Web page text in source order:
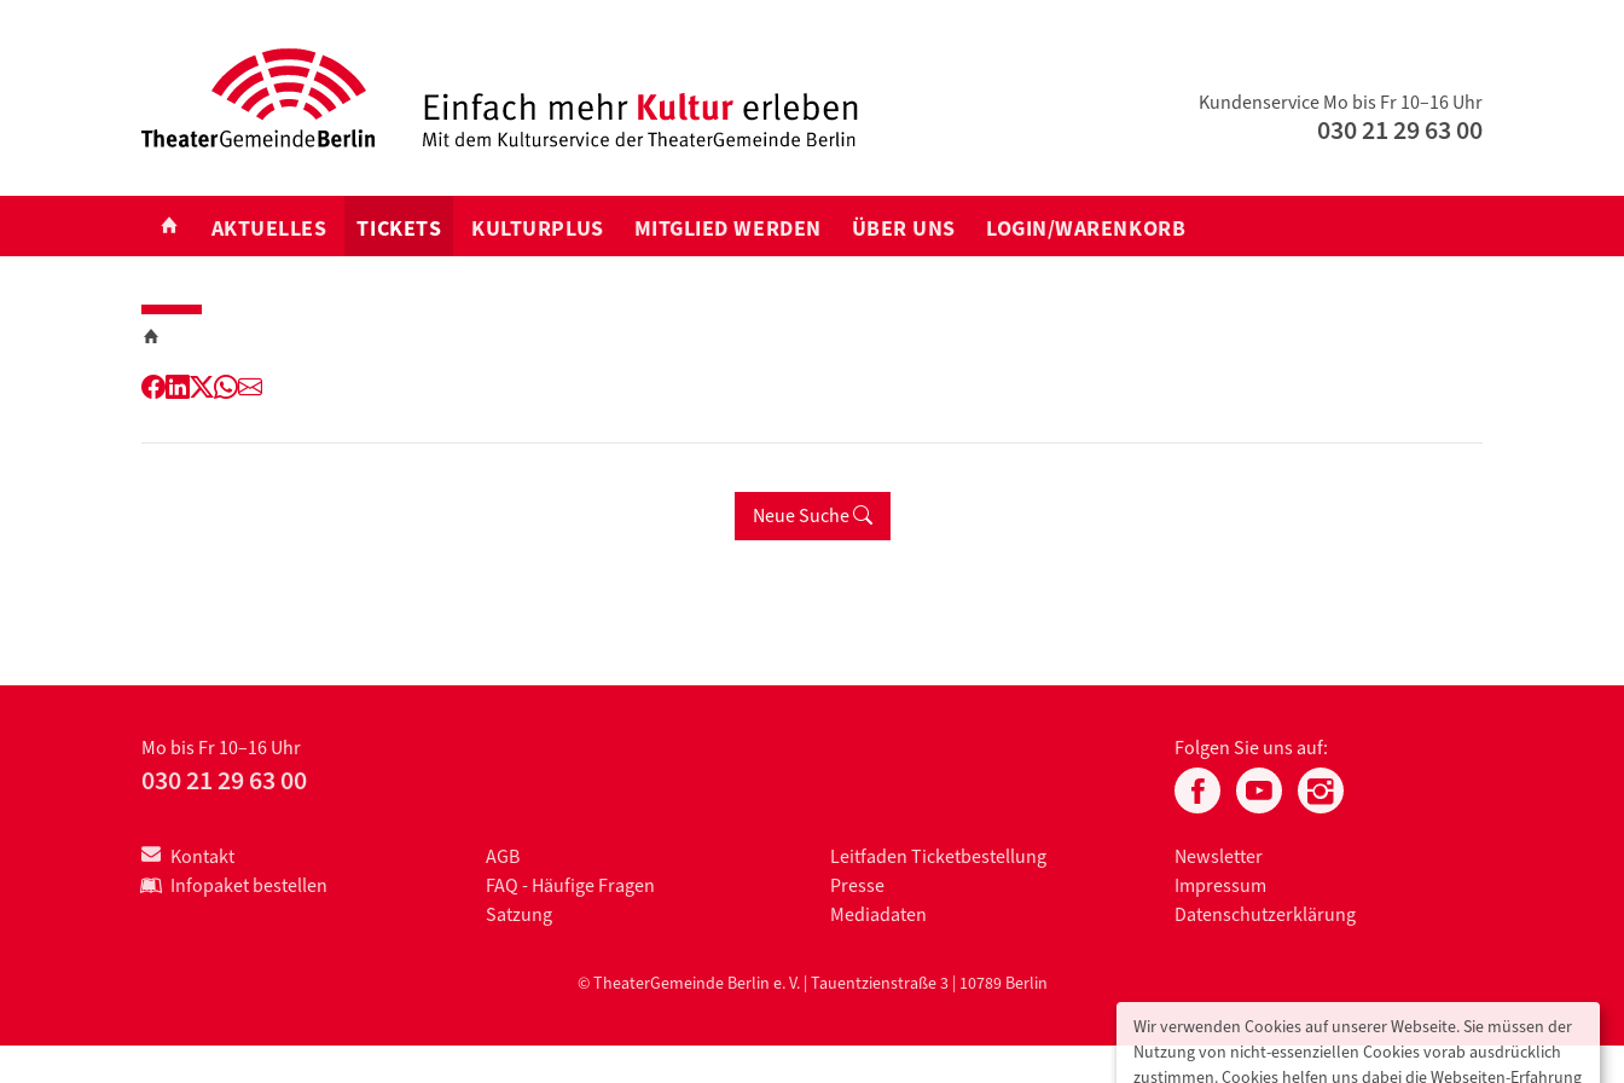
Kundenservice Mo bis Fr 10–16 Uhr
030 21 29 63 00
START
AKTUELLES TICKETS KULTURPLUS MITGLIED WERDEN ÜBER UNS LOGIN/WARENKORB
Facebook
LinkedIn
Twitter
WhatsApp
E-
Neue Suche
Mo bis Fr 10–16 Uhr
030 21 29 63 00
Folgen Sie uns auf:
Kontakt
Infopaket bestellen
AGB
FAQ - Häufige Fragen
Satzung
Leitfaden Ticketbestellung
Presse
Mediadaten
Newsletter
Impressum
Datenschutzerklärung
© TheaterGemeinde Berlin e. V. | Tauentzienstraße 3 | 10789 Berlin
Wir verwenden Cookies auf unserer Webseite. Sie müssen der
Nutzung von nicht-essenziellen Cookies vorab ausdrücklich
zustimmen. Cookies helfen uns dabei die Webseiten-Erfahrung